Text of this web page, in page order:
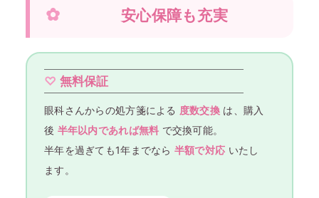
安心保障も充実
無料保証
眼科さんからの処方箋による 度数交換 は、購入
後 半年以内であれば無料 で交換可能。
半年を過ぎても1年までなら 半額で対応 いたし
ます。